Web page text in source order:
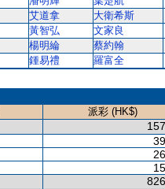
艾道拿 大衛希斯
黃智弘 文家良
楊明綸 蔡約翰
鍾易禮 羅富全
派彩 (HK$)